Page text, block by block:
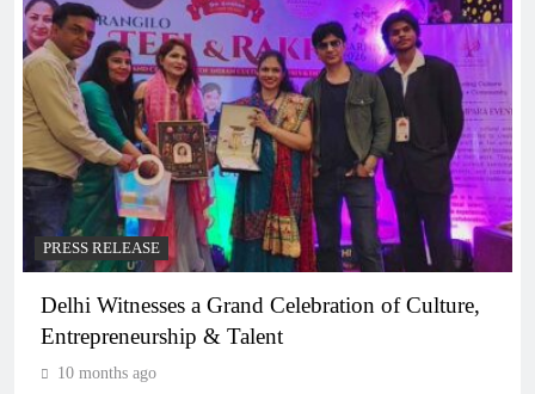
PRESS RELEASE
Delhi Witnesses a Grand Celebration of Culture,
Entrepreneurship & Talent
10 months ago